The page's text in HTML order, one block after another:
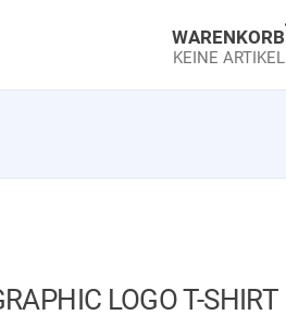
WARENKORB
KEINE ARTIKEL
LOGO T-SHIRT